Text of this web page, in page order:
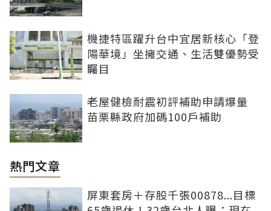
機捷特區躍升台中宜居新核心「登
陽華境」坐擁交通、生活雙優勢受
矚目
老屋健檢耐震初評補助申請爆量
苗栗縣政府加碼100戶補助
熱門文章
屏東套房＋存股千張00878...目標